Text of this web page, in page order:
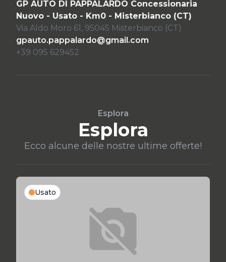
GP AUTO DI PAPPALARDO Concessionaria
Nuovo - Usato - Km0 - Misterbianco (CT)
Via Aldo Moro 61, 95045 Misterbianco (CT)
gpauto.pappalardo@gmail.com
+39 095 629452
Esplora
Esplora
Ecco alcune delle nostre ultime offerte!
Usato